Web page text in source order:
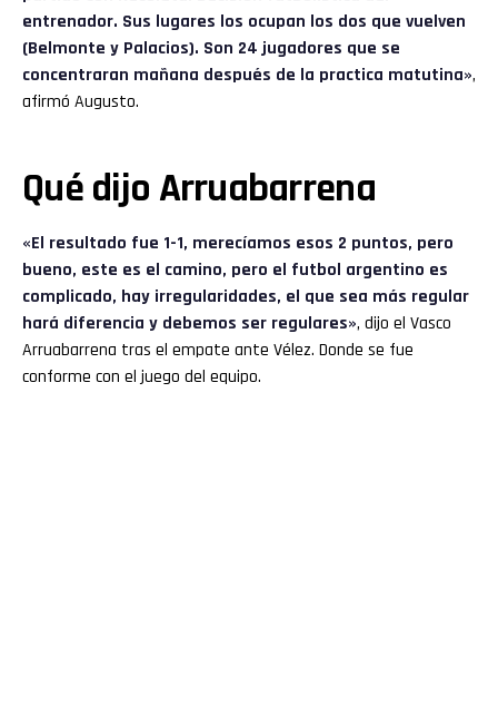
entrenador. Sus lugares los ocupan los dos que vuelven
(Belmonte y Palacios). Son 24 jugadores que se
concentraran mañana después de la practica matutina»,
afirmó Augusto.
Qué dijo Arruabarrena
«El resultado fue 1-1, merecíamos esos 2 puntos, pero
bueno, este es el camino, pero el futbol argentino es
complicado, hay irregularidades, el que sea más regular
hará diferencia y debemos ser regulares», dijo el Vasco
Arruabarrena tras el empate ante Vélez. Donde se fue
conforme con el juego del equipo.